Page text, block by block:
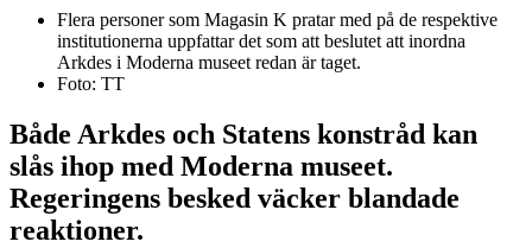
Flera personer som Magasin K pratar med på de respektive
institutionerna uppfattar det som att beslutet att inordna
Arkdes i Moderna museet redan är taget.
Foto: TT
Både Arkdes och Statens konstråd kan
slås ihop med Moderna museet.
Regeringens besked väcker blandade
reaktioner.